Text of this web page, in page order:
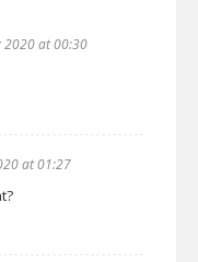
2020 at 00:30
at 01:27